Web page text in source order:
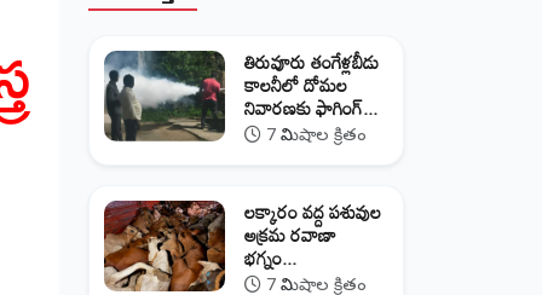
తిరువూరు తంగేళ్లబీడు
కాలనీలో దోమల
నివారణకు ఫాగింగ్...
7 నిమిషాల క్రితం
లక్కారం వద్ద పశువుల
అక్రమ రవాణా
భగ్నం...
7 నిమిషాల క్రితం